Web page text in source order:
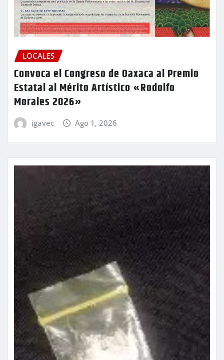
LOCALES
Convoca el Congreso de Oaxaca al Premio
Estatal al Mérito Artístico «Rodolfo
Morales 2026»
igavec Ago 1, 2026